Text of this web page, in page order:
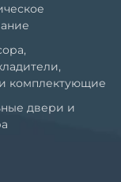
комплектующие
двери и